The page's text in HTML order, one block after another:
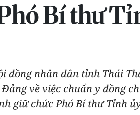
Bí thư
đồng nhân dân tỉnh Thái
về việc chuẩn y đồng
giữ chức Phó Bí thư Tỉnh